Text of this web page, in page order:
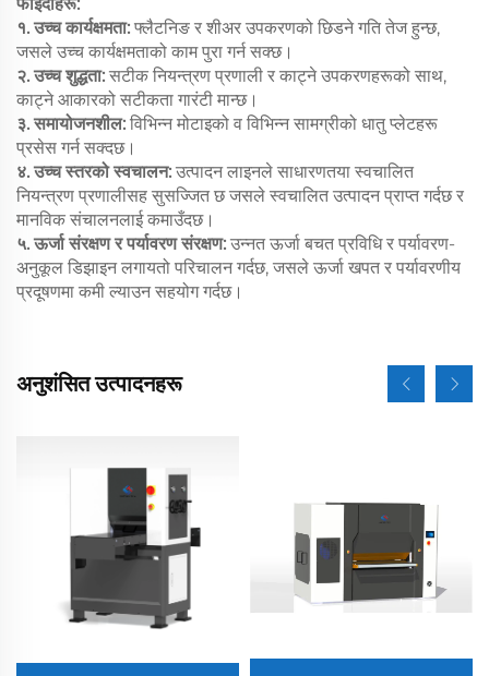
१. उच्च कार्यक्षमता: फ्लैटनिङ र शीअर उपकरणको छिडने गति तेज हुन्छ,
जसले उच्च कार्यक्षमताको काम पुरा गर्न सक्छ।
२. उच्च शुद्धता: सटीक नियन्त्रण प्रणाली र काट्ने उपकरणहरूको साथ,
काट्ने आकारको सटीकता गारंटी मान्छ।
३. समायोजनशील: विभिन्न मोटाइको व विभिन्न सामग्रीको धातु प्लेटहरू
प्रसेस गर्न सक्दछ।
४. उच्च स्तरको स्वचालन: उत्पादन लाइनले साधारणतया स्वचालित
नियन्त्रण प्रणालीसह सुसज्जित छ जसले स्वचालित उत्पादन प्राप्त गर्दछ र
मानविक संचालनलाई कमाउँदछ।
५. ऊर्जा संरक्षण र पर्यावरण संरक्षण: उन्नत ऊर्जा बचत प्रविधि र पर्यावरण-
अनुकूल डिझाइन लगायतो परिचालन गर्दछ, जसले ऊर्जा खपत र पर्यावरणीय
प्रदूषणमा कमी ल्याउन सहयोग गर्दछ।
अनुशंसित उत्पादनहरू